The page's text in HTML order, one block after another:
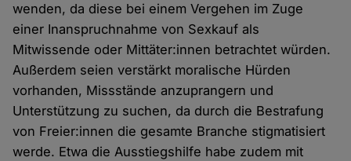
wenden, da diese bei einem Vergehen im Zuge
einer Inanspruchnahme von Sexkauf als
Mitwissende oder Mittäter:innen betrachtet würden.
Außerdem seien verstärkt moralische Hürden
vorhanden, Missstände anzuprangern und
Unterstützung zu suchen, da durch die Bestrafung
von Freier:innen die gesamte Branche stigmatisiert
werde. Etwa die Ausstiegshilfe habe zudem mit